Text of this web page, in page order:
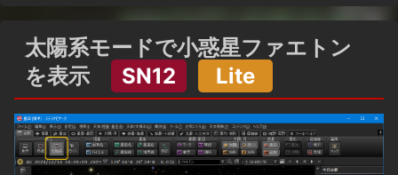
太陽系モードで小惑星ファエトン
を表示
SN12 Lite